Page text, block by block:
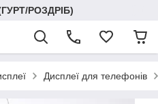
РОЗДРІБ)
Дисплеї для телефонів